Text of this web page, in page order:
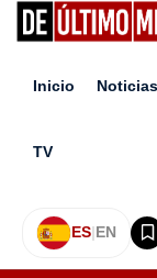
Inicio Noticias
TV
ES|EN